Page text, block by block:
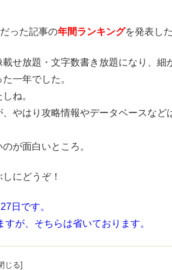
った記事の年間ランキングを発表し
せ放題・文字数書き放題になり、細
一年でした。
ね。
やはり攻略情報やデータベースなど
が面白いところ。
にどうぞ！
日です。
が、そちらは省いております。